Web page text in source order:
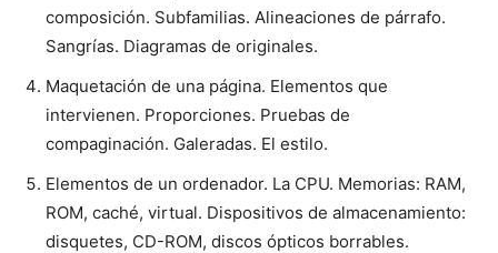
composición. Subfamilias. Alineaciones de párrafo.
Sangrías. Diagramas de originales.
Maquetación de una página. Elementos que
intervienen. Proporciones. Pruebas de
compaginación. Galeradas. El estilo.
Elementos de un ordenador. La CPU. Memorias: RAM,
ROM, caché, virtual. Dispositivos de almacenamiento:
disquetes, CD-ROM, discos ópticos borrables.